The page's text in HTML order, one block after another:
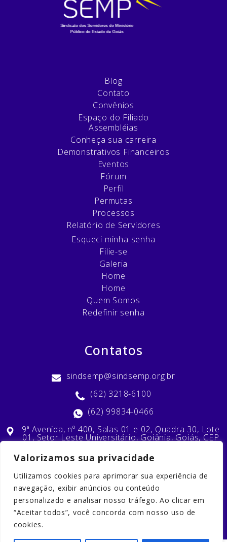
Valorizamos sua privacidade
Utilizamos cookies para aprimorar sua experiência de
navegação, exibir anúncios ou conteúdo
personalizado e analisar nosso tráfego. Ao clicar em
“Aceitar todos”, você concorda com nosso uso de
cookies.
Blog
Contato
Convênios
Espaço do Filiado
Assembléias
Conheça sua carreira
Demonstrativos Financeiros
Eventos
Fórum
Perfil
Permutas
Processos
Relatório de Servidores
Esqueci minha senha
Filie-se
Galeria
Home
Home
Quem Somos
Redefinir senha
Contatos
sindsemp@sindsemp.org.br
(62) 3218-6100
(62) 99834-0466
9ª Avenida, nº 400, Salas 01 e 02, Quadra 30, Lote
01, Setor Leste Universitário, Goiânia, Goiás, CEP
Nossas Redes Sociais